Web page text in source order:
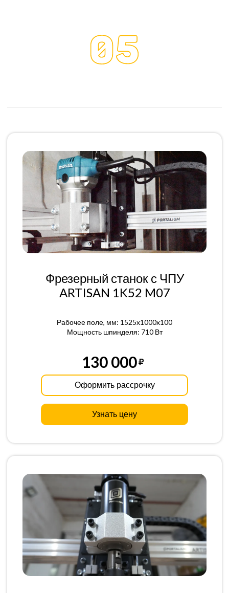
Фрезерный станок с ЧПУ
ARTISAN 1K52 M07
Рабочее поле, мм: 1525x1000x100
Мощность шпинделя: 710 Вт
130 000
Оформить рассрочку
Узнать цену